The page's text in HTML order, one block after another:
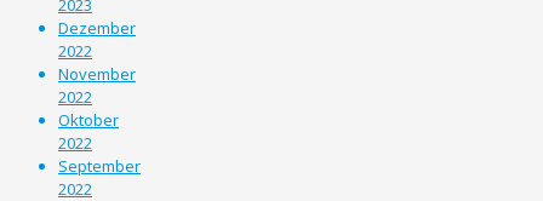
Dezember
2022
November
2022
Oktober
2022
September
2022